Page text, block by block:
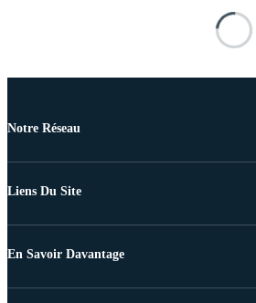
Notre Réseau
Liens Du Site
En Savoir Davantage